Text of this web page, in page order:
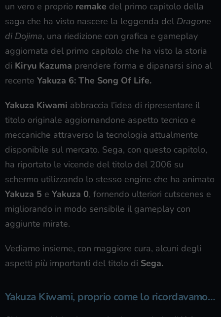
un vero e proprio remake del primo capitolo della
saga che ha visto nascere la leggenda del Dragone
di Dojima, una riedizione con grafica e gameplay
aggiornata del primo capitolo che ha visto la storia
di Kiryu Kazuma prendere forma e dipanarsi sino al
recente Yakuza 6: The Song Of Life.
Yakuza Kiwami abbraccia l’idea di ripresentare il
titolo originale aggiornandone aspetto tecnico e
meccaniche attraverso la tecnologia attualmente
disponibile sul mercato. Sega, con questo capitolo,
ha riportato le vicende del titolo del 2006 su
schermo utilizzando lo stesso engine che ha animato
Yakuza 5 e Yakuza 0, fornendo ulteriori cutscenes e
migliorando in modo sensibile il gameplay con
aggiunte mirate.
Vediamo insieme, con maggiore cura, alcuni degli
aspetti più importanti del titolo di Sega.
Yakuza Kiwami, proprio come lo ricordavamo…